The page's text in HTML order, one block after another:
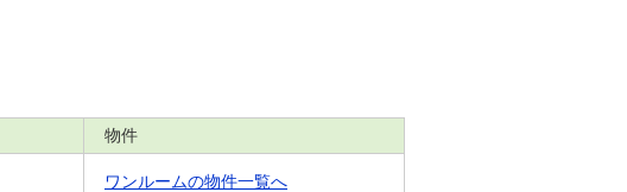
物件
ワンルームの物件一覧へ